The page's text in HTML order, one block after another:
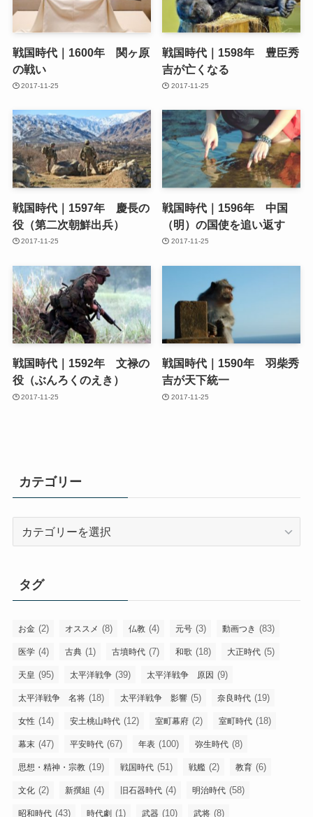
戦国時代｜1600年 関ヶ原
の戦い
2017-11-25
戦国時代｜1598年 豊臣秀
吉が亡くなる
2017-11-25
戦国時代｜1597年 慶長の
役（第二次朝鮮出兵）
2017-11-25
戦国時代｜1596年 中国
（明）の国使を追い返す
2017-11-25
戦国時代｜1592年 文禄の
役（ぶんろくのえき）
2017-11-25
戦国時代｜1590年 羽柴秀
吉が天下統一
2017-11-25
カテゴリー
ー
タグ
お金 (2) オススメ (8) 仏教 (4) 元号 (3) 動画つき (83)
医学 (4) 古典 (1) 古墳時代 (7) 和歌 (18) 大正時代 (5)
天皇 (95) 太平洋戦争 (39) 太平洋戦争 原因 (9)
太平洋戦争 名将 (18) 太平洋戦争 影響 (5) 奈良時代 (19)
女性 (14) 安土桃山時代 (12) 室町幕府 (2) 室町時代 (18)
幕末 (47) 平安時代 (67) 年表 (100) 弥生時代 (8)
思想・精神・宗教 (19) 戦国時代 (51) 戦艦 (2) 教育 (6)
文化 (2) 新撰組 (4) 旧石器時代 (4) 明治時代 (58)
昭和時代 (43) 時代劇 (1) 武器 (10) 武将 (8)